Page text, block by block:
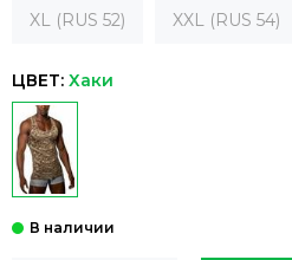
XL (RUS 52) XXL (RUS 54)
ЦВЕТ: Хаки